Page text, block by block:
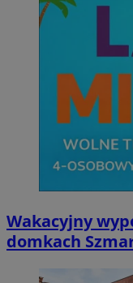
Wakacyjny
domkach